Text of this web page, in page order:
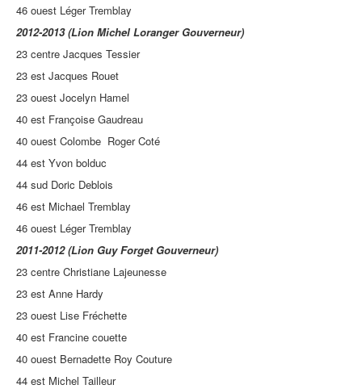
46 ouest Léger Tremblay
2012-2013 (Lion Michel Loranger Gouverneur)
23 centre Jacques Tessier
23 est Jacques Rouet
23 ouest Jocelyn Hamel
40 est Françoise Gaudreau
40 ouest Colombe Roger Coté
44 est Yvon bolduc
44 sud Doric Deblois
46 est Michael Tremblay
46 ouest Léger Tremblay
2011-2012 (Lion Guy Forget Gouverneur)
23 centre Christiane Lajeunesse
23 est Anne Hardy
23 ouest Lise Fréchette
40 est Francine couette
40 ouest Bernadette Roy Couture
44 est Michel Tailleur